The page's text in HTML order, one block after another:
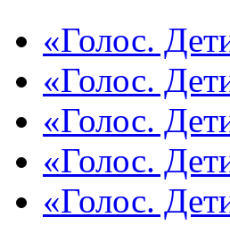
«Голос.
«Голос.
«Голос.
«Голос.
«Голос.